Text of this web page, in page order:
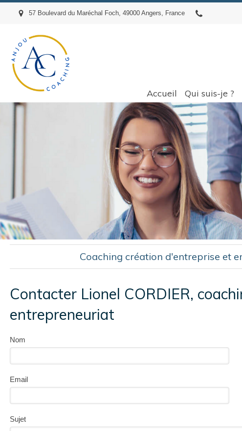
57 Boulevard du Maréchal Foch, 49000 Angers, France
Accueil Qui suis-je ?
Coaching création d'entreprise et
Contacter Lionel CORDIER,
entrepreneuriat
Nom
Email
Sujet